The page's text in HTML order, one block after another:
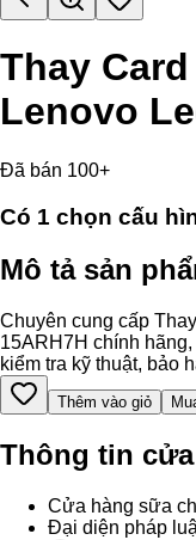
Thay
Lenovo
Đã bán 100+
Có 1 chọn cấu
Mô tả sản
Chuyên cung cấp
15ARH7H chính
kiểm tra kỹ thuật, bảo
Thêm vào giỏ
Thông tin
Cửa hàng sữa
Đại diện pháp